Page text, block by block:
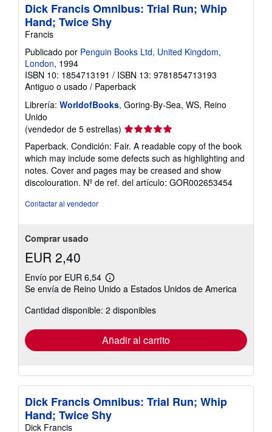
o
e
t
i
s
e
n
v
í
o
Dick Francis Omnibus: Trial Run; Whip
Hand; Twice Shy
Francis
Publicado por Penguin Books Ltd, United Kingdom,
London, 1994
ISBN 10: 1854713191 / ISBN 13: 9781854713193
Antiguo o usado / Paperback
Librería: WorldofBooks, Goring-By-Sea, WS, Reino
Unido
(vendedor de 5 estrellas) Calificación
del
vendedor:
5
de
5
Paperback. Condición: Fair. A readable copy of the book
which may include some defects such as highlighting and
notes. Cover and pages may be creased and show
discolouration. Nº de ref. del artículo: GOR002653454
Contactar al vendedor
Comprar usado
EUR 2,40
Envío por EUR 6,54
Más
información
las
tarifas
envío
Se envía de Reino Unido a Estados Unidos de America
Cantidad disponible: 2 disponibles
Añadir al carrito
Dick Francis Omnibus: Trial Run; Whip
Hand; Twice Shy
Dick Francis